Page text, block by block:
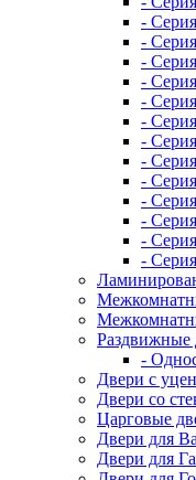
-
-
-
-
-
-
-
-
-
-
-
-
-
Раздвижные
-
Двери с
Двери со
Царговые
Двери для
Двери для